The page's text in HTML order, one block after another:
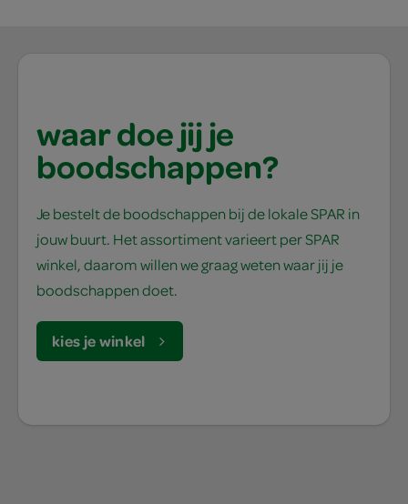
waar doe jij je
boodschappen?
Je bestelt de boodschappen bij de lokale SPAR in
jouw buurt. Het assortiment varieert per SPAR
winkel, daarom willen we graag weten waar jij je
boodschappen doet.
kies je winkel